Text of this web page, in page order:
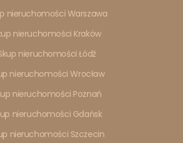
nieruchomości Warszawa
nieruchomości Kraków
nieruchomości Łódź
nieruchomości Wrocław
nieruchomości Poznań
nieruchomości Gdańsk
nieruchomości Szczecin